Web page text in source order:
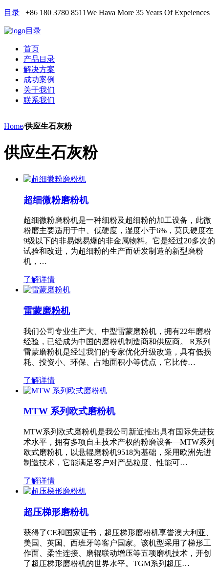
目录 +86 180 3780 8511We Hava More 35 Years Of Expeiences
目录
首页
产品目录
解决方案
成功案例
关于我们
联系我们
Home/供应生石灰粉
供应生石灰粉
超细微粉磨粉机
超细微粉磨粉机是一种细粉及超细粉的加工设备，此微
粉磨主要适用于中、低硬度，湿度小于6%，莫氏硬度在
9级以下的非易燃易爆的非金属物料。它是经过20多次的
试验和改进，为超细粉的生产而研发制造的新型磨粉
机，…
了解详情
雷蒙磨粉机
我们公司专业生产大、中型雷蒙磨粉机，拥有22年磨粉
经验，已经成为中国的磨粉机制造商和供应商。 R系列
雷蒙磨粉机是经过我们的专家优化升级改造，具有低损
耗、投资小、环保、占地面积小等优点，它比传…
了解详情
MTW 系列欧式磨粉机
MTW系列欧式磨粉机是我公司新近推出具有国际先进技
术水平，拥有多项自主技术产权的粉磨设备—MTW系列
欧式磨粉机，以悬辊磨粉机9518为基础，采用欧洲先进
制造技术，它能满足客户对产品粒度、性能可…
了解详情
超压梯形磨粉机
获得了CE和国家证书，超压梯形磨粉机享誉澳大利亚、
美国、英国、西班牙等客户国家。该机型采用了梯形工
作面、柔性连接、磨辊联动增压等五项磨机技术，开创
了超压梯形磨粉机的世界水平。TGM系列超压…